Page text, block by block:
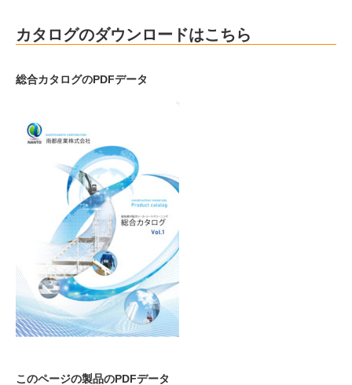
カタログのダウンロードはこちら
総合カタログのPDFデータ
このページの製品のPDFデータ